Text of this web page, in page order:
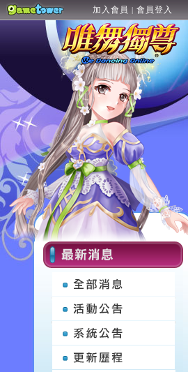
加入會員 | 會員登入